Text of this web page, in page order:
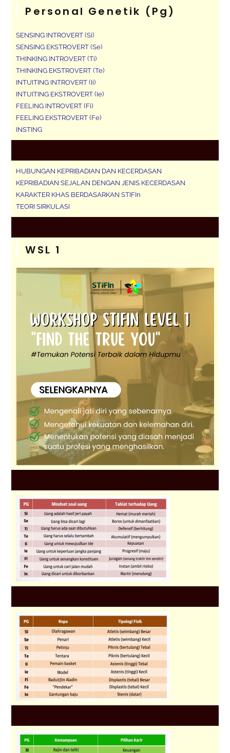
Personal Genetik (pg)
SENSING INTROVERT (Si)
SENSING EKSTROVERT (Se)
THINKING INTROVERT (Ti)
THINKING EKSTROVERT (Te)
INTUITING INTROVERT (Ii)
INTUITING EKSTROVERT (Ie)
FEELING INTROVERT (Fi)
FEELING EKSTROVERT (Fe)
INSTING
HUBUNGAN KEPRIBADIAN DAN KECERDASAN
KEPRIBADIAN SEJALAN DENGAN JENIS KECERDASAN
KARAKTER KHAS BERDASARKAN STIFIn
TEORI SIRKULASI
WSL 1